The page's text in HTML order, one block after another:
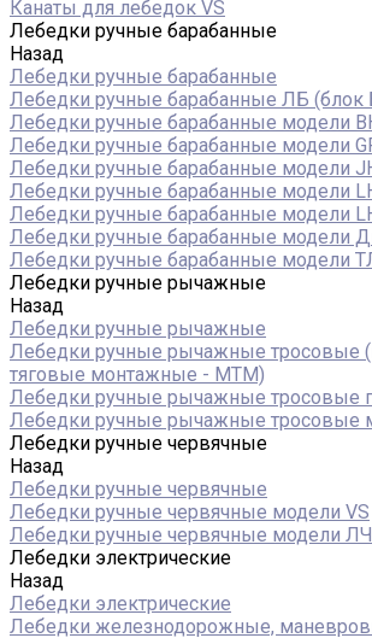
Канаты для лебедок VS
Лебедки ручные барабанные
Назад
Лебедки ручные барабанные
Лебедки ручные барабанные ЛБ (блок
Лебедки ручные барабанные модели
Лебедки ручные барабанные модели
Лебедки ручные барабанные модели
Лебедки ручные барабанные модели
Лебедки ручные барабанные модели
Лебедки ручные барабанные модели
Лебедки ручные барабанные модели
Лебедки ручные рычажные
Назад
Лебедки ручные рычажные
Лебедки ручные рычажные тросовые
тяговые монтажные - МТМ)
Лебедки ручные рычажные тросовые
Лебедки ручные рычажные тросовые
Лебедки ручные червячные
Назад
Лебедки ручные червячные
Лебедки ручные червячные модели VS
Лебедки ручные червячные модели ЛЧ
Лебедки электрические
Назад
Лебедки электрические
Лебедки железнодорожные,